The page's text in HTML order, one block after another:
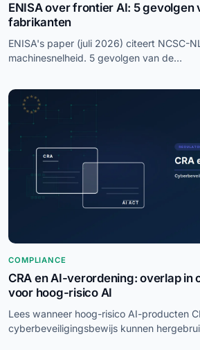
ENISA over frontier AI: 5 gevolgen
fabrikanten
ENISA's paper (juli 2026) citeert NCSC-
machinesnelheid. 5 gevolgen van de
diffing.
COMPLIANCE
CRA en AI-verordening: overlap in
voor hoog-risico AI
Lees wanneer hoog-risico AI-producten
cyberbeveiligingsbewijs kunnen